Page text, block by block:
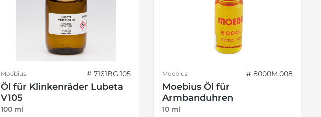
Moebius # 7161BG.105
Öl für Klinkenräder Lubeta
V105
100 ml
Moebius # 8000M.008
Moebius Öl für
Armbanduhren
10 ml